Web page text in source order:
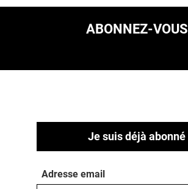
ABONNEZ-VOUS
Je suis déjà abonné
Adresse email